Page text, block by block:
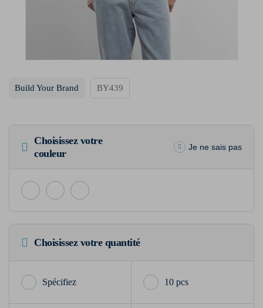
Build Your Brand BY439
Choisissez votre
couleur
Je ne sais pas
Choisissez votre quantité
10 pcs